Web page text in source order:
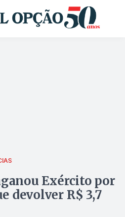
Exército por
devolver R$ 3,7